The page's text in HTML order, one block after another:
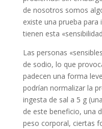
de nosotros somos
existe una prueba para
tienen esta
Las personas
de sodio, lo que
padecen una forma
podrían normalizar la
ingesta de sal a 5 g
de este beneficio, una
peso corporal, ciertas